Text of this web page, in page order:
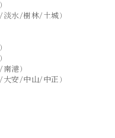
水/樹林/土城）
港）
安/中山/中正）